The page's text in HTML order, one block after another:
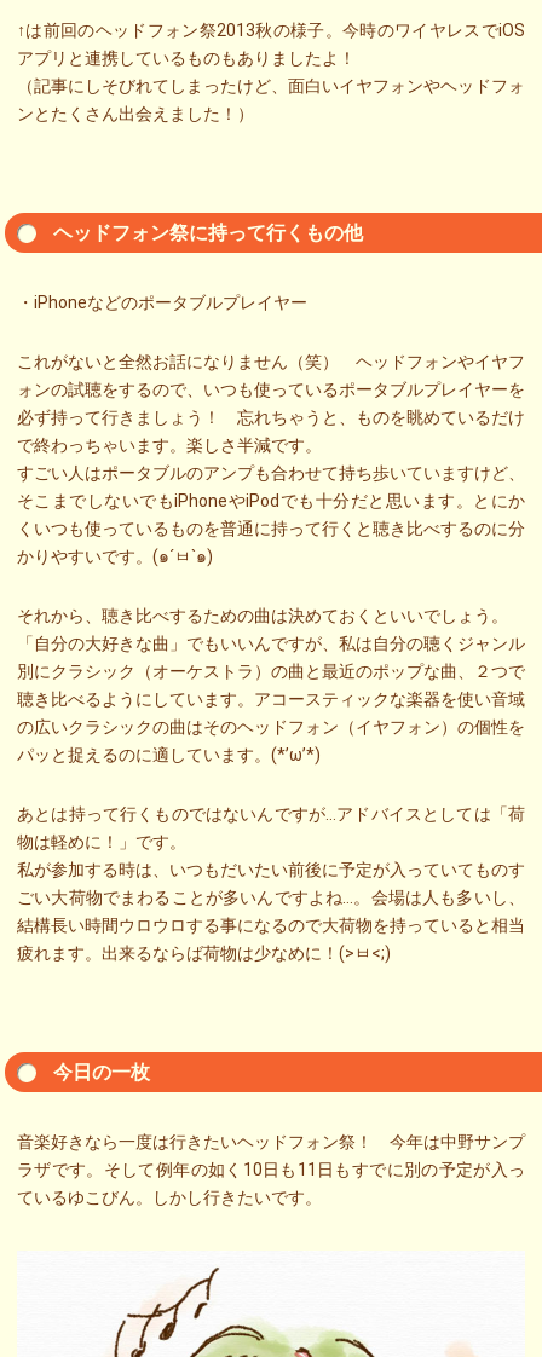
↑は前回のヘッドフォン祭2013秋の様子。今時のワイヤレスでiOS
アプリと連携しているものもありましたよ！
（記事にしそびれてしまったけど、面白いイヤフォンやヘッドフォ
ンとたくさん出会えました！）
ヘッドフォン祭に持って行くもの他
・iPhoneなどのポータブルプレイヤー
これがないと全然お話になりません（笑） ヘッドフォンやイヤフ
ォンの試聴をするので、いつも使っているポータブルプレイヤーを
必ず持って行きましょう！ 忘れちゃうと、ものを眺めているだけ
で終わっちゃいます。楽しさ半減です。
すごい人はポータブルのアンプも合わせて持ち歩いていますけど、
そこまでしないでもiPhoneやiPodでも十分だと思います。とにか
くいつも使っているものを普通に持って行くと聴き比べするのに分
かりやすいです。(๑´ㅂ`๑)
それから、聴き比べするための曲は決めておくといいでしょう。
「自分の大好きな曲」でもいいんですが、私は自分の聴くジャンル
別にクラシック（オーケストラ）の曲と最近のポップな曲、２つで
聴き比べるようにしています。アコースティックな楽器を使い音域
の広いクラシックの曲はそのヘッドフォン（イヤフォン）の個性を
パッと捉えるのに適しています。(*’ω’*)
あとは持って行くものではないんですが…アドバイスとしては「荷
物は軽めに！」です。
私が参加する時は、いつもだいたい前後に予定が入っていてものす
ごい大荷物でまわることが多いんですよね…。会場は人も多いし、
結構長い時間ウロウロする事になるので大荷物を持っていると相当
疲れます。出来るならば荷物は少なめに！(>ㅂ<;)
今日の一枚
音楽好きなら一度は行きたいヘッドフォン祭！ 今年は中野サンプ
ラザです。そして例年の如く10日も11日もすでに別の予定が入っ
ているゆこびん。しかし行きたいです。